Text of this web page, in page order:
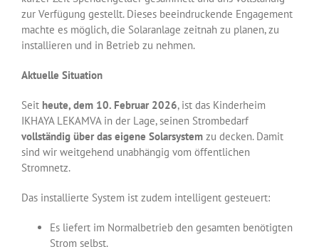
zur Verfügung gestellt. Dieses beeindruckende Engagement
machte es möglich, die Solaranlage zeitnah zu planen, zu
installieren und in Betrieb zu nehmen.
Aktuelle Situation
Seit heute, dem 10. Februar 2026, ist das Kinderheim
IKHAYA LEKAMVA in der Lage, seinen Strombedarf
vollständig über das eigene Solarsystem zu decken. Damit
sind wir weitgehend unabhängig vom öffentlichen
Stromnetz.
Das installierte System ist zudem intelligent gesteuert:
Es liefert im Normalbetrieb den gesamten benötigten
Strom selbst.